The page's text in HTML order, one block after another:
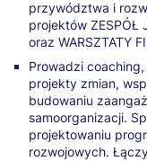
przywództwa i
projektów ZESPÓŁ
oraz WARSZTATY
Prowadzi
projekty zmian,
budowaniu
samoorganizacji.
projektowaniu
rozwojowych.